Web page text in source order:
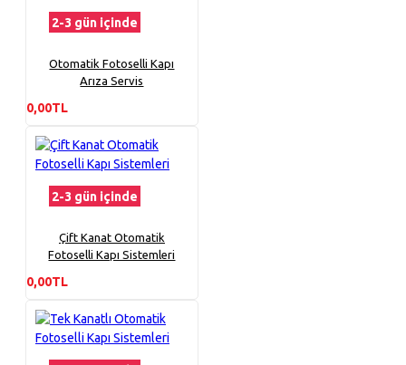
2-3 gün içinde
Otomatik Fotoselli Kapı
Arıza Servis
0,00TL
2-3 gün içinde
Çift Kanat Otomatik
Fotoselli Kapı Sistemleri
0,00TL